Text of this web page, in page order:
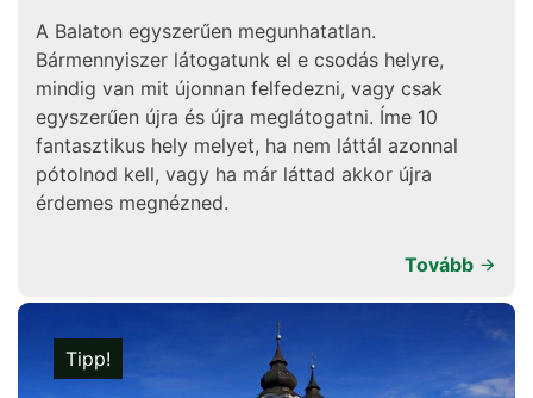
A Balaton egyszerűen megunhatatlan.
Bármennyiszer látogatunk el e csodás helyre,
mindig van mit újonnan felfedezni, vagy csak
egyszerűen újra és újra meglátogatni. Íme 10
fantasztikus hely melyet, ha nem láttál azonnal
pótolnod kell, vagy ha már láttad akkor újra
érdemes megnézned.
Tovább
Tipp!